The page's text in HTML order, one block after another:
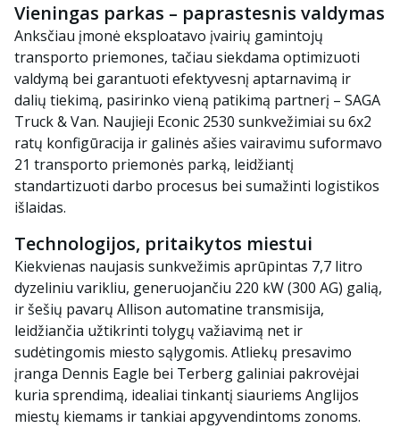
Vieningas parkas – paprastesnis valdymas
Anksčiau įmonė eksploatavo įvairių gamintojų
transporto priemones, tačiau siekdama optimizuoti
valdymą bei garantuoti efektyvesnį aptarnavimą ir
dalių tiekimą, pasirinko vieną patikimą partnerį – SAGA
Truck & Van. Naujieji Econic 2530 sunkvežimiai su 6x2
ratų konfigūracija ir galinės ašies vairavimu suformavo
21 transporto priemonės parką, leidžiantį
standartizuoti darbo procesus bei sumažinti logistikos
išlaidas.
Technologijos, pritaikytos miestui
Kiekvienas naujasis sunkvežimis aprūpintas 7,7 litro
dyzeliniu varikliu, generuojančiu 220 kW (300 AG) galią,
ir šešių pavarų Allison automatine transmisija,
leidžiančia užtikrinti tolygų važiavimą net ir
sudėtingomis miesto sąlygomis. Atliekų presavimo
įranga Dennis Eagle bei Terberg galiniai pakrovėjai
kuria sprendimą, idealiai tinkantį siauriems Anglijos
miestų kiemams ir tankiai apgyvendintoms zonoms.